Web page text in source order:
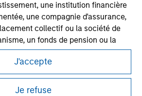
une institution financière
une compagnie d'assurance,
collectif ou la société de
un fonds de pension ou la
ce fonds, une société de
premières ou d’instruments
premières ou un autre investisseur
être agréé(e) ou réglementé(e)
J'accepte
Je refuse